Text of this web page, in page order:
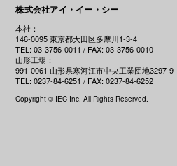
株式会社アイ・イー・シー
本社：
146-0095 東京都大田区多摩川1-3-4
TEL: 03-3756-0011 / FAX: 03-3756-0010
山形工場：
991-0061 山形県寒河江市中央工業団地3297-9
TEL: 0237-84-6251 / FAX: 0237-84-6252
Copyright © IEC Inc. All Rights Reserved.